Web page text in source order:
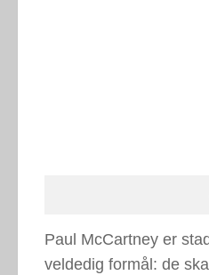
Paul McCartney er
veldedig formål: de